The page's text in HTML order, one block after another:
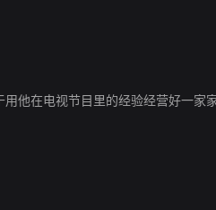
他在电视节目里的经验经营好一家